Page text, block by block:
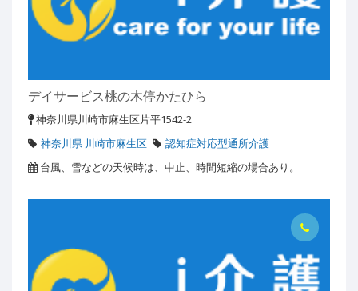
デイサービス桃の木停かたひら
神奈川県川崎市麻生区片平1542-2
神奈川県 川崎市麻生区
認知症対応型通所介護
台風、雪などの天候時は、中止、時間短縮の場合あり。